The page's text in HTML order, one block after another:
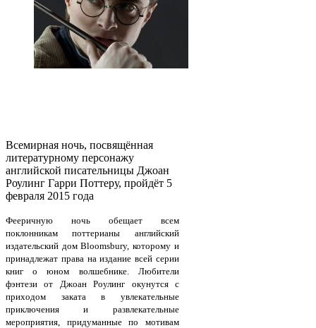
Всемирная ночь, посвящённая
литературному персонажу
английской писательницы Джоан
Роулинг Гарри Поттеру, пройдёт 5
февраля 2015 года
Фееричную ночь обещает всем
поклонникам поттерианы английский
издательский дом Bloomsbury, которому и
принадлежат права на издание всей серии
книг о юном волшебнике. Любители
фэнтези от Джоан Роулинг окунутся с
приходом заката в увлекательные
приключения и развлекательные
мероприятия, придуманные по мотивам